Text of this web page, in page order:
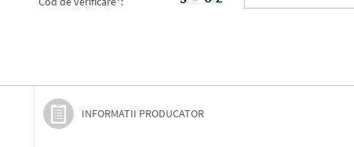
INFORMATII PRODUCATOR